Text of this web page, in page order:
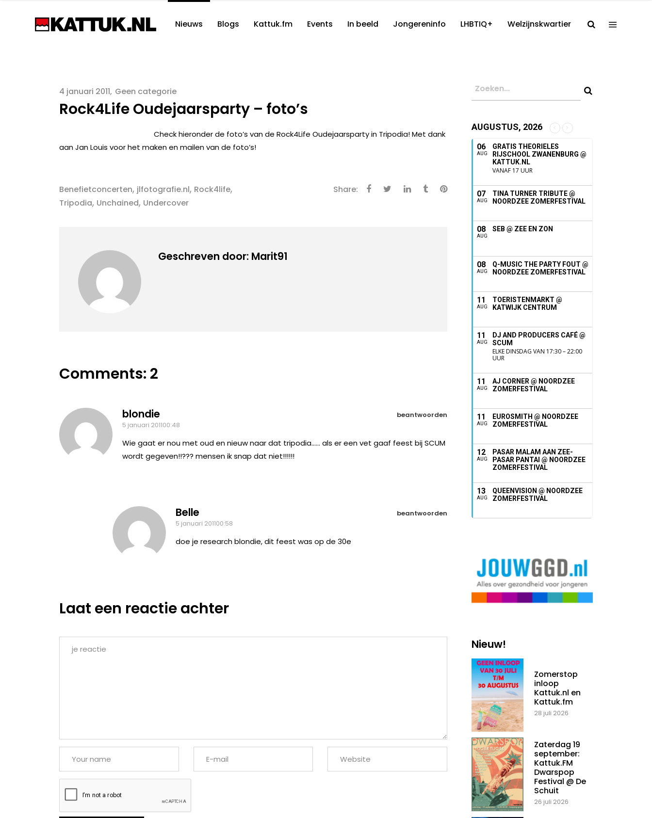
Nieuws Blogs Kattuk.fm Events In beeld Jongereninfo LHBTIQ+ Welzijnskwartier
4 januari 2011 Geen categorie
Rock4Life Oudejaarsparty – foto’s
Check hieronder de foto’s van de Rock4Life Oudejaarsparty in Tripodia! Met dank
aan Jan Louis voor het maken en mailen van de foto’s!
Benefietconcerten, jlfotografie.nl, Rock4life,
Tripodia, Unchained, Undercover
Share:
Geschreven door: Marit91
Comments: 2
blondie
beantwoorden
5 januari 201100:48
Wie gaat er nou met oud en nieuw naar dat tripodia…… als er een vet gaaf feest bij SCUM
wordt gegeven!!??? mensen ik snap dat niet!!!!!!
Belle
beantwoorden
5 januari 201100:58
doe je research blondie, dit feest was op de 30e
Laat een reactie achter
AUGUSTUS, 2026
06
AUG
GRATIS THEORIELES
RIJSCHOOL ZWANENBURG @
KATTUK.NL
VANAF 17 UUR
07
AUG
TINA TURNER TRIBUTE @
NOORDZEE ZOMERFESTIVAL
08
AUG
SEB @ ZEE EN ZON
08
AUG
Q-MUSIC THE PARTY FOUT @
NOORDZEE ZOMERFESTIVAL
11
AUG
TOERISTENMARKT @
KATWIJK CENTRUM
11
AUG
DJ AND PRODUCERS CAFÉ @
SCUM
ELKE DINSDAG VAN 17:30 – 22:00
UUR
11
AUG
AJ CORNER @ NOORDZEE
ZOMERFESTIVAL
11
AUG
EUROSMITH @ NOORDZEE
ZOMERFESTIVAL
12
AUG
PASAR MALAM AAN ZEE-
PASAR PANTAI @ NOORDZEE
ZOMERFESTIVAL
13
AUG
QUEENVISION @ NOORDZEE
ZOMERFESTIVAL
Nieuw!
Zomerstop
inloop
Kattuk.nl en
Kattuk.fm
28 juli 2026
Zaterdag 19
september:
Kattuk.FM
Dwarspop
Festival @ De
Schuit
26 juli 2026